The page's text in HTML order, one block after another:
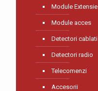
Module Extensie
Module acces
Detectori cablati
Detectori radio
Telecomenzi
Accesorii